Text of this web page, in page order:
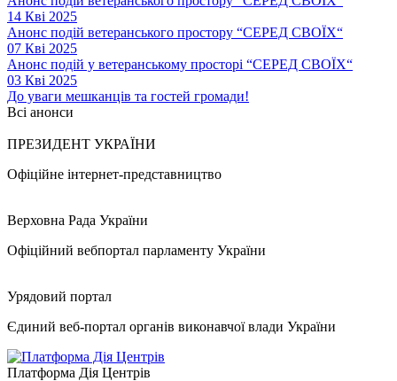
14 Кві 2025
Анонс подій ветеранського простору “СЕРЕД СВОЇХ“
07 Кві 2025
Анонс подій у ветеранському просторі “СЕРЕД СВОЇХ“
03 Кві 2025
До уваги мешканців та гостей громади!
Всі анонси
ПРЕЗИДЕНТ УКРАЇНИ
Офіційне інтернет-представництво
Верховна Рада України
Офіційний вебпортал парламенту України
Урядовий портал
Єдиний веб-портал органів виконавчої влади України
Платформа Дія Центрів